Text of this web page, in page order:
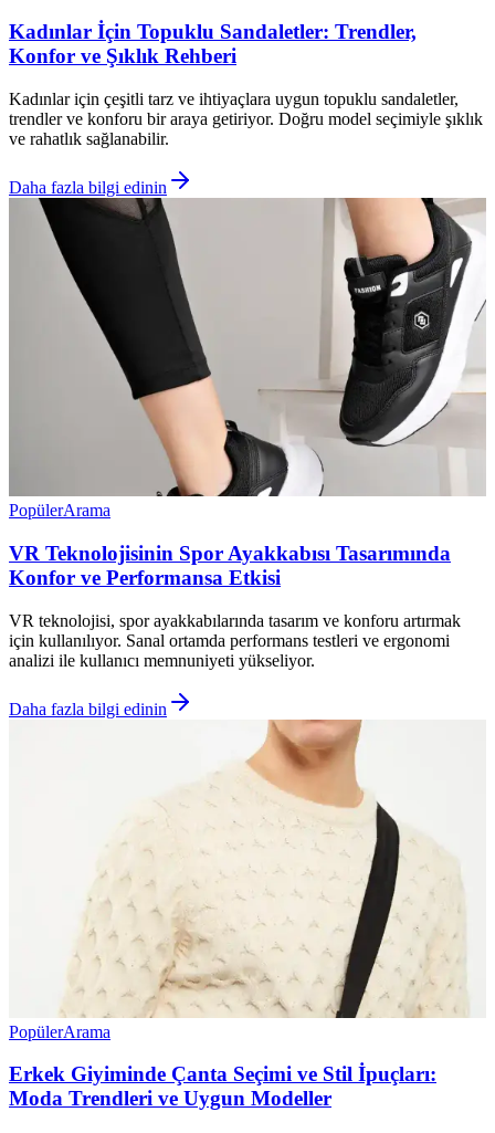
Kadınlar İçin Topuklu Sandaletler: Trendler,
Konfor ve Şıklık Rehberi
Kadınlar için çeşitli tarz ve ihtiyaçlara uygun topuklu sandaletler,
trendler ve konforu bir araya getiriyor. Doğru model seçimiyle şıklık
ve rahatlık sağlanabilir.
Daha fazla bilgi edinin
PopülerArama
VR Teknolojisinin Spor Ayakkabısı Tasarımında
Konfor ve Performansa Etkisi
VR teknolojisi, spor ayakkabılarında tasarım ve konforu artırmak
için kullanılıyor. Sanal ortamda performans testleri ve ergonomi
analizi ile kullanıcı memnuniyeti yükseliyor.
Daha fazla bilgi edinin
PopülerArama
Erkek Giyiminde Çanta Seçimi ve Stil İpuçları:
Moda Trendleri ve Uygun Modeller